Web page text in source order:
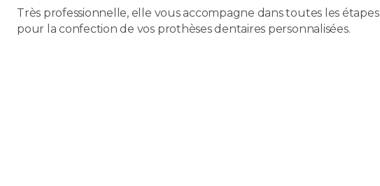
Très professionnelle, elle vous accompagne dans toutes les étapes
pour la confection de vos prothèses dentaires personnalisées.